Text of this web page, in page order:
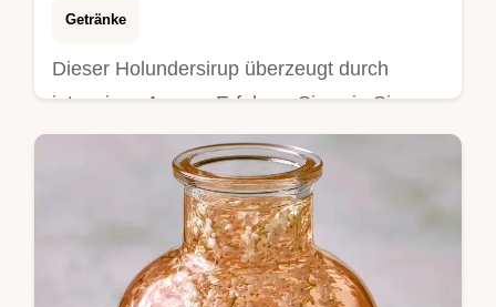
Getränke
Dieser Holundersirup überzeugt durch
intensives Aroma. Erfahren Sie, wie Sie
Holunderblütensirup selber machen.
Inklusive Budget-Alternativtabelle. 1,5l